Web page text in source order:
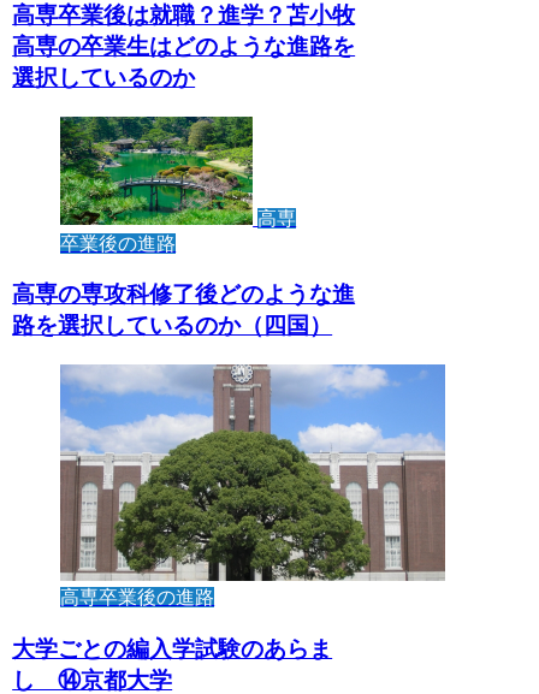
高専卒業後は就職？進学？苫小牧
高専の卒業生はどのような進路を
選択しているのか
高専
卒業後の進路
高専の専攻科修了後どのような進
路を選択しているのか（四国）
高専卒業後の進路
大学ごとの編入学試験のあらま
し ⑭京都大学